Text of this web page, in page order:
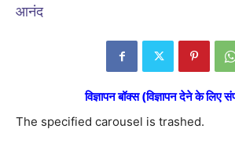
आनंद
विज्ञापन बॉक्स (विज्ञापन देने के लिए
The specified carousel is trashed.